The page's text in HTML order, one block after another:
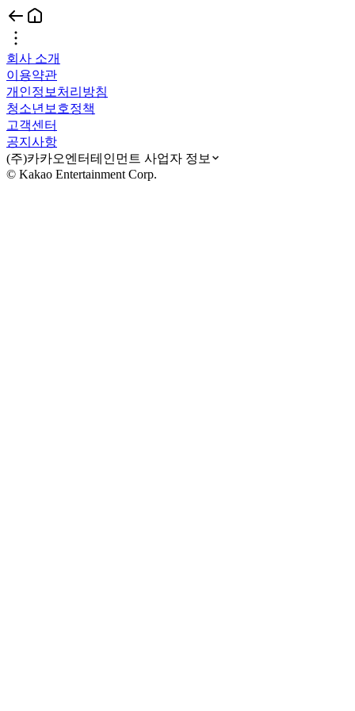
회사 소개
이용약관
개인정보처리방침
청소년보호정책
고객센터
공지사항
(주)카카오엔터테인먼트 사업자 정보
© Kakao Entertainment Corp.